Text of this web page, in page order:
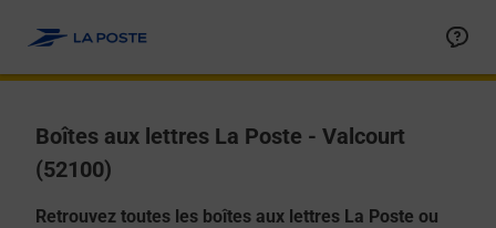
Boîtes aux lettres La Poste - Valcourt
(52100)
Retrouvez toutes les boîtes aux lettres La Poste ou